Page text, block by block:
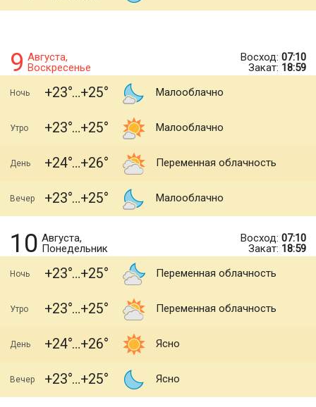
9 Августа,
Воскресенье
Восход: 07:10
Закат: 18:59
Ночь +23 +25 Малооблачно
Утро +23 +25 Малооблачно
День +24 +26 Переменная облачность
Вечер +23 +25 Малооблачно
10 Августа,
Понедельник
Восход: 07:10
Закат: 18:59
Ночь +23 +25 Переменная облачность
Утро +23 +25 Переменная облачность
День +24 +26 Ясно
Вечер +23 +25 Ясно